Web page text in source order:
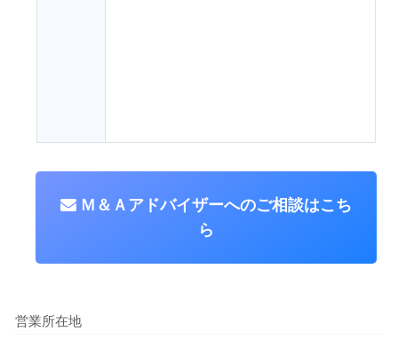
Ｍ＆Ａアドバイザーへのご相談はこち
ら
営業所在地